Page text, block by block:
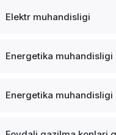
Elektr muhandisligi
Energetika muhandisligi
Energetika muhandisligi